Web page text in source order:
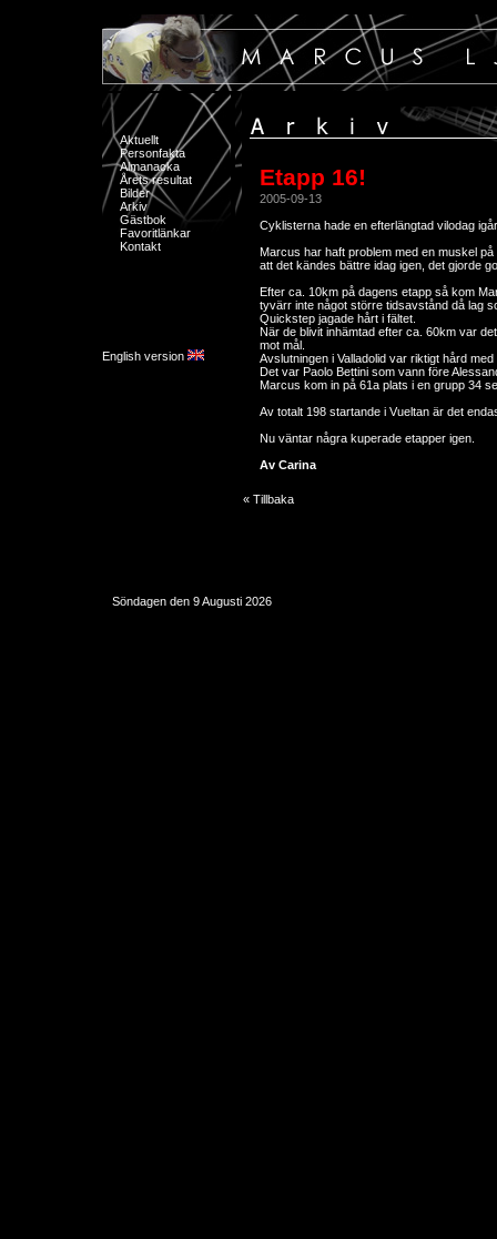
Aktuellt
Personfakta
Almanacka
Årets resultat
Bilder
Arkiv
Gästbok
Favoritlänkar
Kontakt
English version
Etapp 16!
2005-09-13
Cyklisterna hade en efterlängtad vilodag
Marcus har haft problem med en muskel
att det kändes bättre idag igen, det gjorde
Efter ca. 10km på dagens etapp så kom
tyvärr inte något större tidsavstånd då lag
Quickstep jagade hårt i fältet.
När de blivit inhämtad efter ca. 60km var
mot mål.
Avslutningen i Valladolid var riktigt hård
Det var Paolo Bettini som vann före
Marcus kom in på 61a plats i en grupp 34
Av totalt 198 startande i Vueltan är det
Nu väntar några kuperade etapper igen.
Av Carina
« Tillbaka
Söndagen den 9 Augusti 2026